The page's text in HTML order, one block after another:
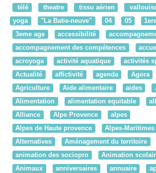
télé
theatre tissu aérien
yoga
"La Batie-neuve" 04 05
3eme age
accessibilité
accompagnement des compétences
acroyoga
activité aquatique
activités
Actualité
affictivité agenda Agora
Agriculture
Aide alimentaire aides
Alimentation
alimentation equitable
Alliance
Alpe Provence
alpes
Alpes de Haute provence
Alpes-Maritimes
Alternatives
Aménagement du territoire
animation des sociopro
Animation
Animaux
anniversaires annuaire